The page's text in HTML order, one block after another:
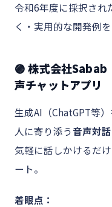
令和6年度に採択され
く・実用的な開発例
🟣 株式会社Sabab
声チャットアプリ
生成AI（ChatGPT等
人に寄り添う音声対
気軽に話しかけるだ
ート。
着眼点：